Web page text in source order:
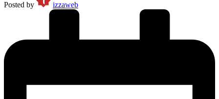
Posted by
izzaweb